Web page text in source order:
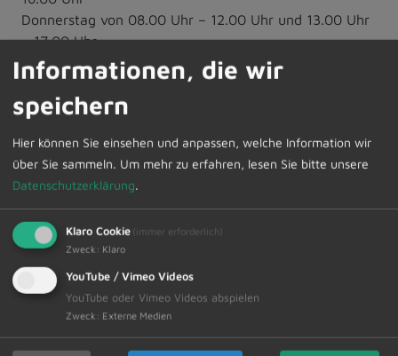
Donnerstag von 08.00 Uhr – 12.00 Uhr und 13.00 Uhr
– 17.00 Uhr
Freitag von 08.00 Uhr – 12.00 Uhr
Eine vorherige Terminvereinbarung ist erforderlich.
Die Terminvereinbarung können Sie unter folgender
Sollten Sie weitere Fragen haben, stehen Ihnen auch
die Mitarbeiterinnen und Mitarbeiter im Rathaus
Dietmannsried zur Verfügung. Ein Verzeichnis der
Beratungsstellen finden Sie ebenso im Internet unter
www.deutsche-rentenversicherung.de/DRV/DE/Home
Zur Übersicht
Informationen, die wir
speichern
Hier können Sie einsehen und anpassen, welche Information wir
über Sie sammeln. Um mehr zu erfahren, lesen Sie bitte unsere
Datenschutzerklärung.
Klaro Cookie (immer erforderlich)
Zweck : Klaro
YouTube / Vimeo Videos
YouTube oder Vimeo Videos abspielen
Zweck : Externe Medien